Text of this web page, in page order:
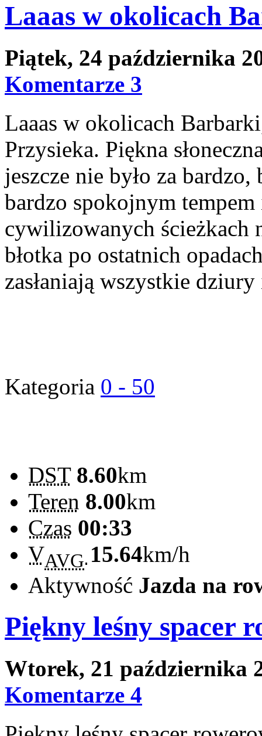
Laaas w okolicach
Piątek, 24 października
Komentarze 3
Laaas w okolicach
Przysieka. Piękna
jeszcze nie było za
bardzo spokojnym
cywilizowanych ścieżkach
błotka po ostatnich
zasłaniają wszystkie dziury
Kategoria 0 - 50
DST 8.60km
Teren 8.00km
Czas 00:33
VAVG 15.64km/h
Aktywność Jazda na
Piękny leśny spacer
Wtorek, 21 października
Komentarze 4